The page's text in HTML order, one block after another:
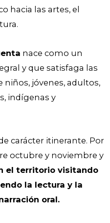
hacia las artes, el
nace como un
y que satisfaga las
niños, jóvenes, adultos,
indígenas y
carácter itinerante. Por
octubre y noviembre y
el territorio visitando
la lectura y la
oral.